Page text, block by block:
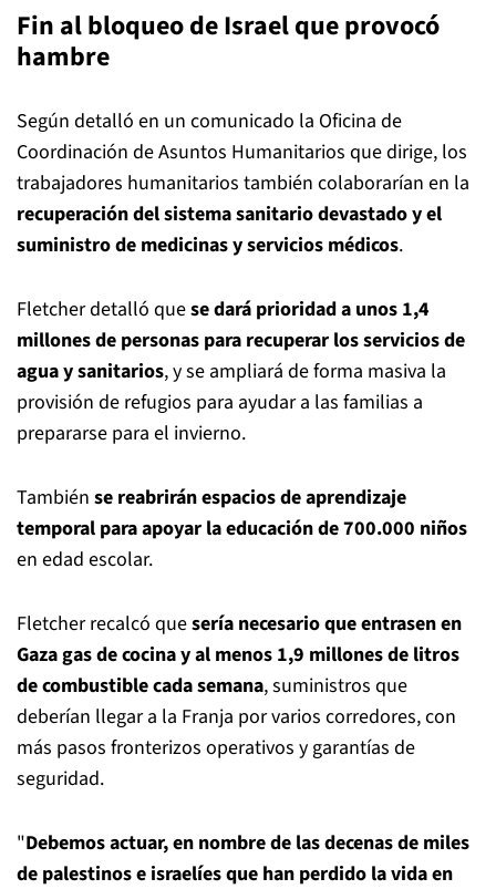
Fin al bloqueo de Israel que provocó
hambre
Según detalló en un comunicado la Oficina de
Coordinación de Asuntos Humanitarios que dirige, los
trabajadores humanitarios también colaborarían en la
recuperación del sistema sanitario devastado y el
suministro de medicinas y servicios médicos.
Fletcher detalló quese dará prioridad a unos 1,4
millones de personas para recuperar los servicios de
agua y sanitarios, y se ampliará de forma masiva la
provisión de refugios para ayudar a las familias a
prepararse para el invierno.
También se reabrirán espacios de aprendizaje
temporal para apoyar la educación de 700.000 niños
en edad escolar.
Fletcher recalcó quesería necesario que entrasen en
Gaza gas de cocina y al menos 1,9 millones de litros
de combustible cada semana, suministros que
deberían llegar a la Franja por varios corredores, con
más pasos fronterizos operativos y garantías de
seguridad.
"Debemos actuar, en nombre de las decenas de miles
de palestinos e israelíes que han perdido la vida en